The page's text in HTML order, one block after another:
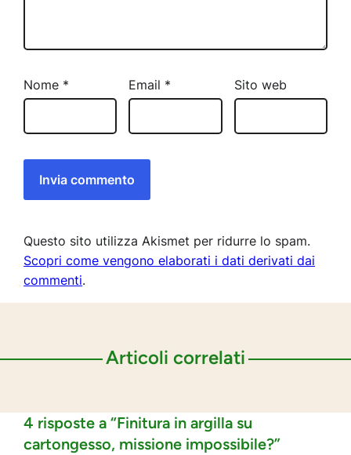
Nome * Email * Sito web
Questo sito utilizza Akismet per ridurre lo spam.
Scopri come vengono elaborati i dati derivati dai
commenti.
Articoli correlati
4 risposte a “Finitura in argilla su
cartongesso, missione impossibile?”